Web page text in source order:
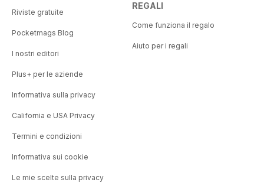
Riviste gratuite
Pocketmags Blog
I nostri editori
Plus+ per le aziende
Informativa sulla privacy
California e USA Privacy
Termini e condizioni
Informativa sui cookie
Le mie scelte sulla privacy
REGALI
Come funziona il regalo
Aiuto per i regali